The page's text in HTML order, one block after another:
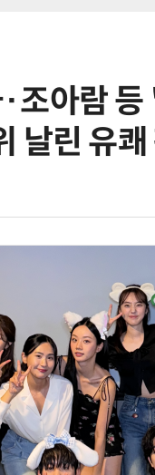
조아람
날린 유쾌
AI × Design : UX 디자이너의 5가지 생존 전략과 실전 대응